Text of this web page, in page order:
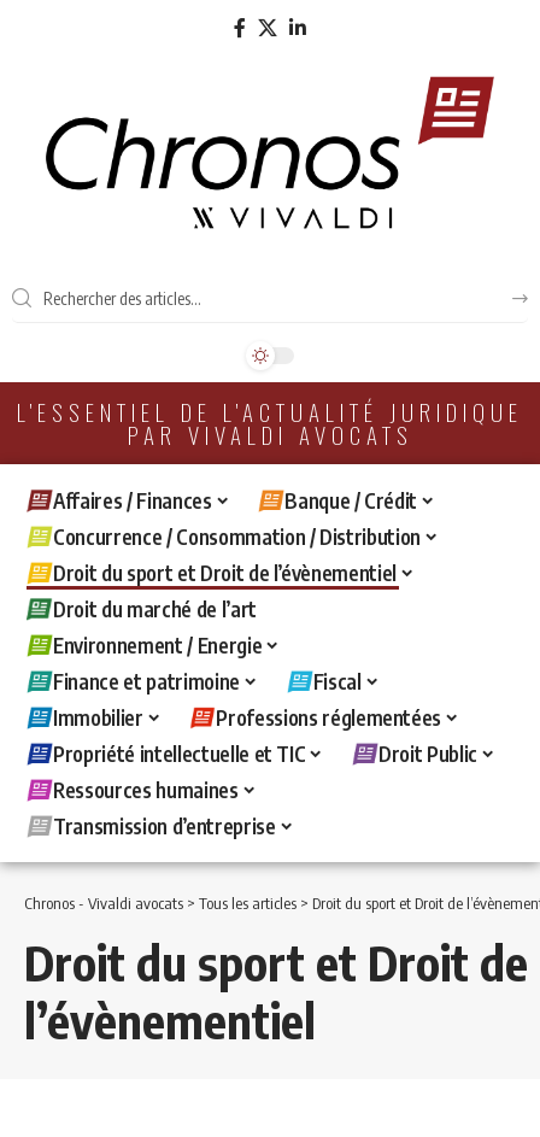
L'ESSENTIEL DE L'ACTUALITÉ JURIDIQUE
PAR VIVALDI AVOCATS
Affaires / Finances
Banque / Crédit
Concurrence / Consommation / Distribution
Droit du sport et Droit de l’évènementiel
Droit du marché de l’art
Environnement / Energie
Finance et patrimoine
Fiscal
Immobilier
Professions réglementées
Propriété intellectuelle et TIC
Droit Public
Ressources humaines
Transmission d’entreprise
Chronos - Vivaldi avocats > Tous les articles > Droit du sport et Droit de
Droit du sport et Droit de
l’évènementiel